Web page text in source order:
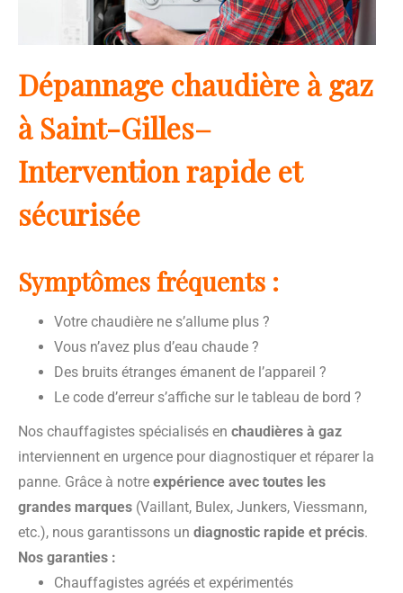
Dépannage chaudière à gaz
à Saint-Gilles–
Intervention rapide et
sécurisée
Symptômes fréquents :
Votre chaudière ne s’allume plus ?
Vous n’avez plus d’eau chaude ?
Des bruits étranges émanent de l’appareil ?
Le code d’erreur s’affiche sur le tableau de bord ?
Nos chauffagistes spécialisés en chaudières à gaz
interviennent en urgence pour diagnostiquer et réparer la
panne. Grâce à notre expérience avec toutes les
grandes marques (Vaillant, Bulex, Junkers, Viessmann,
etc.), nous garantissons un diagnostic rapide et précis.
Nos garanties :
Chauffagistes agréés et expérimentés